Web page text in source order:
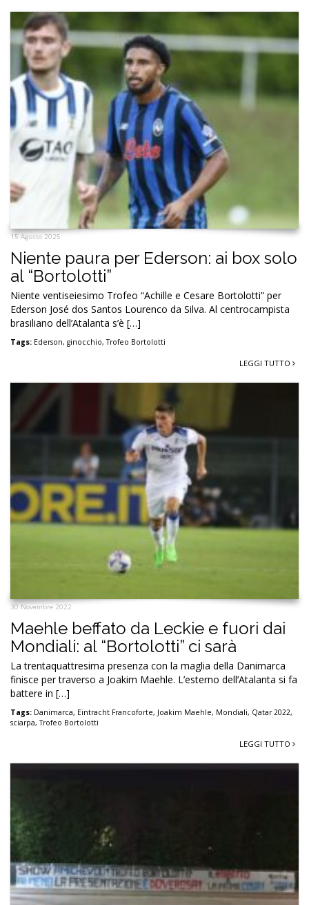
15 Agosto 2025
Niente paura per Ederson: ai box solo
al “Bortolotti”
Niente ventiseiesimo Trofeo “Achille e Cesare Bortolotti” per
Ederson José dos Santos Lourenco da Silva. Al centrocampista
brasiliano dell’Atalanta s’è […]
Tags: Ederson, ginocchio,Trofeo Bortolotti
LEGGI TUTTO
30 Novembre 2022
Maehle beffato da Leckie e fuori dai
Mondiali: al “Bortolotti” ci sarà
La trentaquattresima presenza con la maglia della Danimarca
finisce per traverso a Joakim Maehle. L’esterno dell’Atalanta si fa
battere in […]
Tags: Danimarca, Eintracht Francoforte, Joakim Maehle, Mondiali, Qatar 2022,
sciarpa,Trofeo Bortolotti
LEGGI TUTTO